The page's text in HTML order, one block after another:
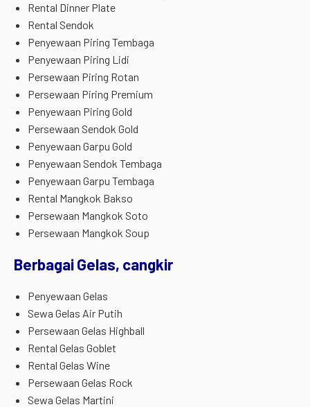
Rental Dinner Plate
Rental Sendok
Penyewaan Piring Tembaga
Penyewaan Piring Lidi
Persewaan Piring Rotan
Persewaan Piring Premium
Penyewaan Piring Gold
Persewaan Sendok Gold
Penyewaan Garpu Gold
Penyewaan Sendok Tembaga
Penyewaan Garpu Tembaga
Rental Mangkok Bakso
Persewaan Mangkok Soto
Persewaan Mangkok Soup
Berbagai Gelas, cangkir
Penyewaan Gelas
Sewa Gelas Air Putih
Persewaan Gelas Highball
Rental Gelas Goblet
Rental Gelas Wine
Persewaan Gelas Rock
Sewa Gelas Martini